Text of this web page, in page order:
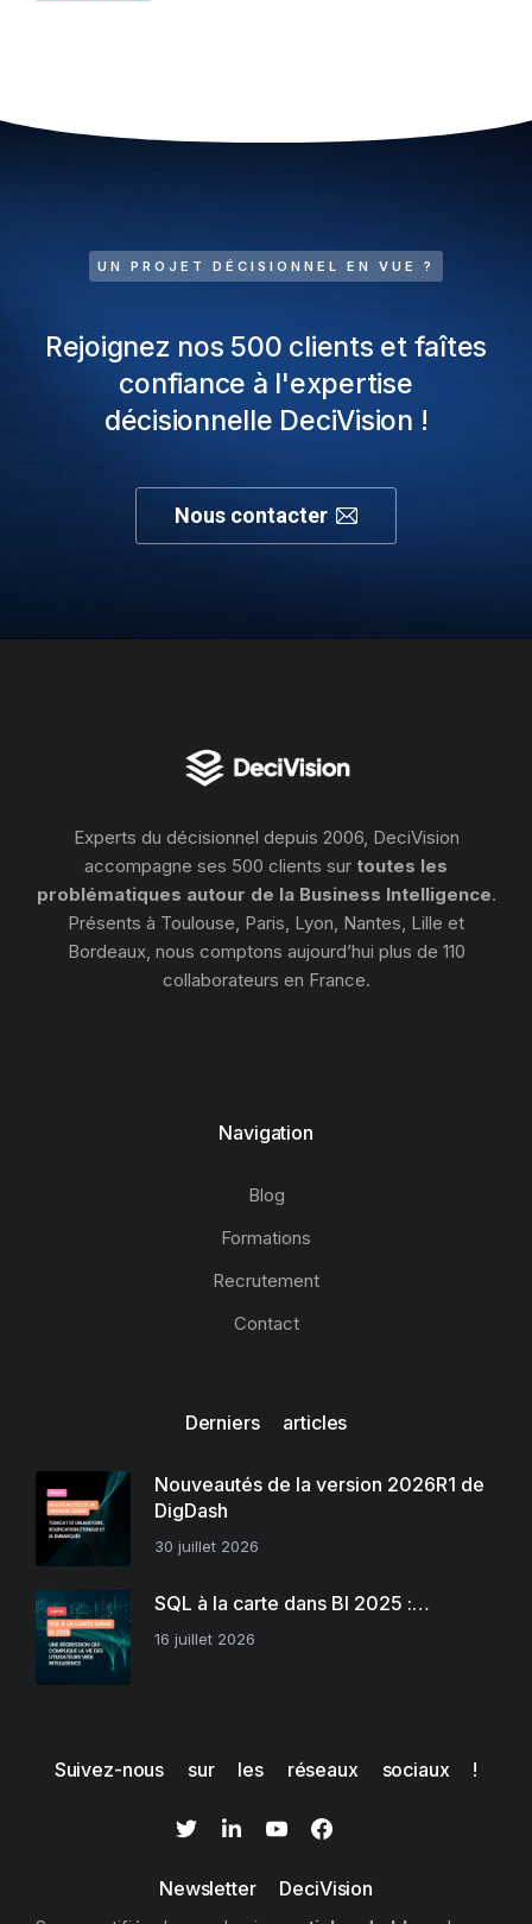
UN PROJET DÉCISIONNEL EN VUE ?
Rejoignez nos 500 clients et faîtes
confiance à l'expertise
décisionnelle DeciVision !
Nous contacter
Experts du décisionnel depuis 2006, DeciVision
accompagne ses 500 clients sur toutes les
problématiques autour de la Business Intelligence.
Présents à Toulouse, Paris, Lyon, Nantes, Lille et
Bordeaux, nous comptons aujourd’hui plus de 110
collaborateurs en France.
Navigation
Blog
Formations
Recrutement
Contact
Derniers articles
Nouveautés de la version 2026R1 de
DigDash
30 juillet 2026
SQL à la carte dans BI 2025 :…
16 juillet 2026
Suivez-nous sur les réseaux sociaux !
Newsletter DeciVision